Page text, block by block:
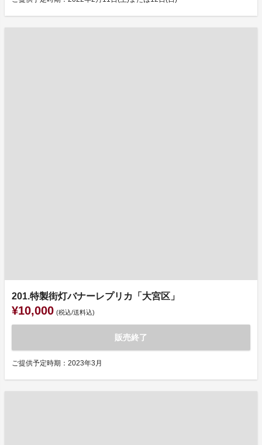
201.特製街灯バナーレプリカ「大宮区」
¥10,000 (税込/送料込)
販売終了
ご提供予定時期：2023年3月